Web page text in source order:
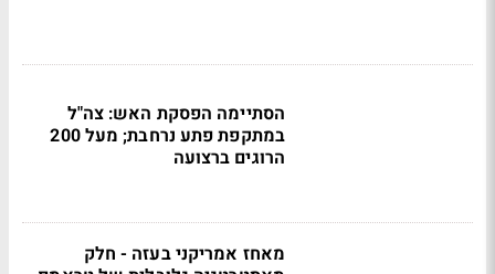
הסתיימה הפסקת האש: צה"ל
במתקפת פתע נרחבת; מעל 200
הרוגים ברצועה
מאחז אמריקני בעזה - חלק